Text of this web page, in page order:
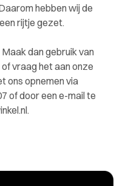
hebben wij de
rijtje gezet.
dan gebruik van
of vraag het aan onze
ons opnemen via
of door een e-mail te
.